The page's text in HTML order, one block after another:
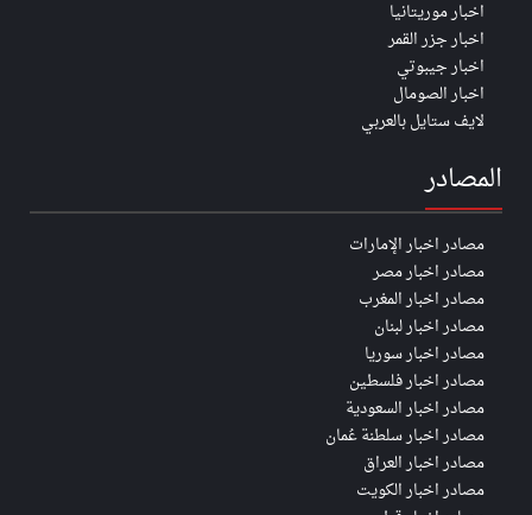
اخبار موريتانيا
اخبار جزر القمر
اخبار جيبوتي
اخبار الصومال
لايف ستايل بالعربي
المصادر
مصادر اخبار الإمارات
مصادر اخبار مصر
مصادر اخبار المغرب
مصادر اخبار لبنان
مصادر اخبار سوريا
مصادر اخبار فلسطين
مصادر اخبار السعودية
مصادر اخبار سلطنة عُمان
مصادر اخبار العراق
مصادر اخبار الكويت